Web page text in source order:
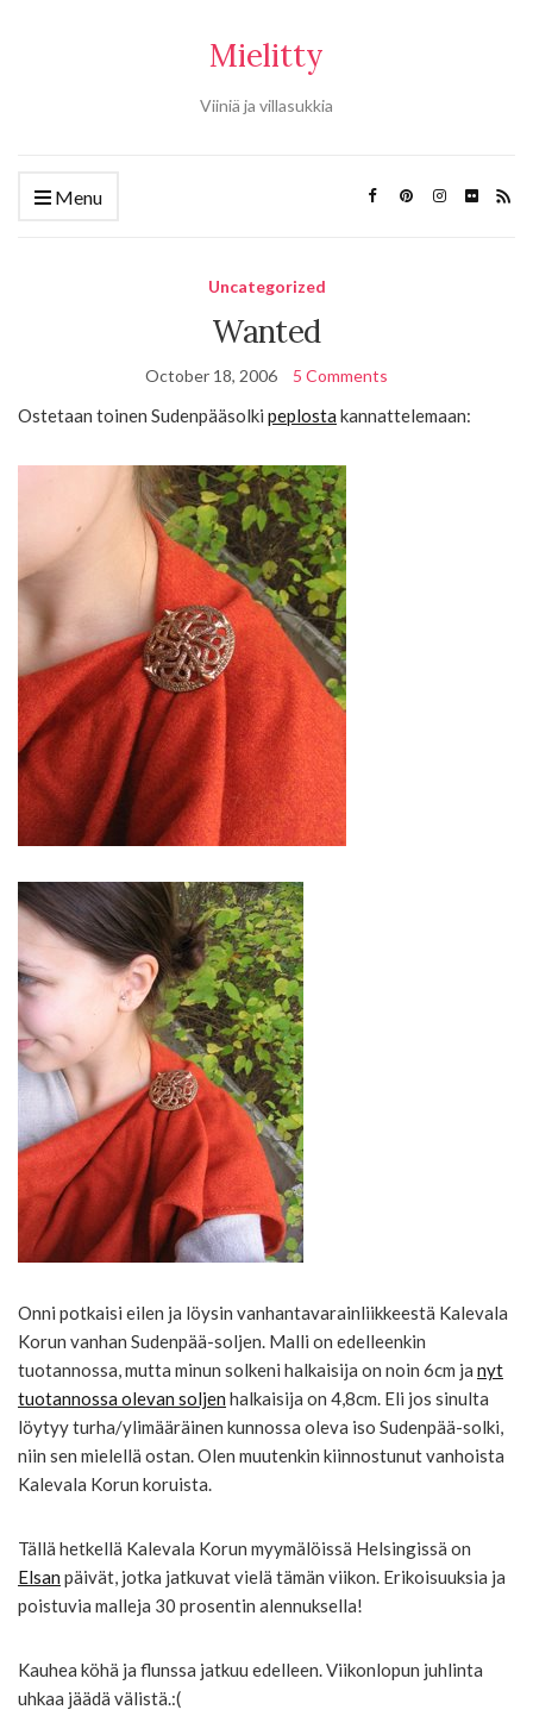
Mielitty
Viiniä ja villasukkia
Menu
Uncategorized
Wanted
October 18, 2006 5 Comments
Ostetaan toinen Sudenpääsolki peplosta kannattelemaan:
Onni potkaisi eilen ja löysin vanhantavarainliikkeestä Kalevala
Korun vanhan Sudenpää-soljen. Malli on edelleenkin
tuotannossa, mutta minun solkeni halkaisija on noin 6cm ja nyt
tuotannossa olevan soljen halkaisija on 4,8cm. Eli jos sinulta
löytyy turha/ylimääräinen kunnossa oleva iso Sudenpää-solki,
niin sen mielellä ostan. Olen muutenkin kiinnostunut vanhoista
Kalevala Korun koruista.
Tällä hetkellä Kalevala Korun myymälöissä Helsingissä on
Elsan päivät, jotka jatkuvat vielä tämän viikon. Erikoisuuksia ja
poistuvia malleja 30 prosentin alennuksella!
Kauhea köhä ja flunssa jatkuu edelleen. Viikonlopun juhlinta
uhkaa jäädä välistä.:(